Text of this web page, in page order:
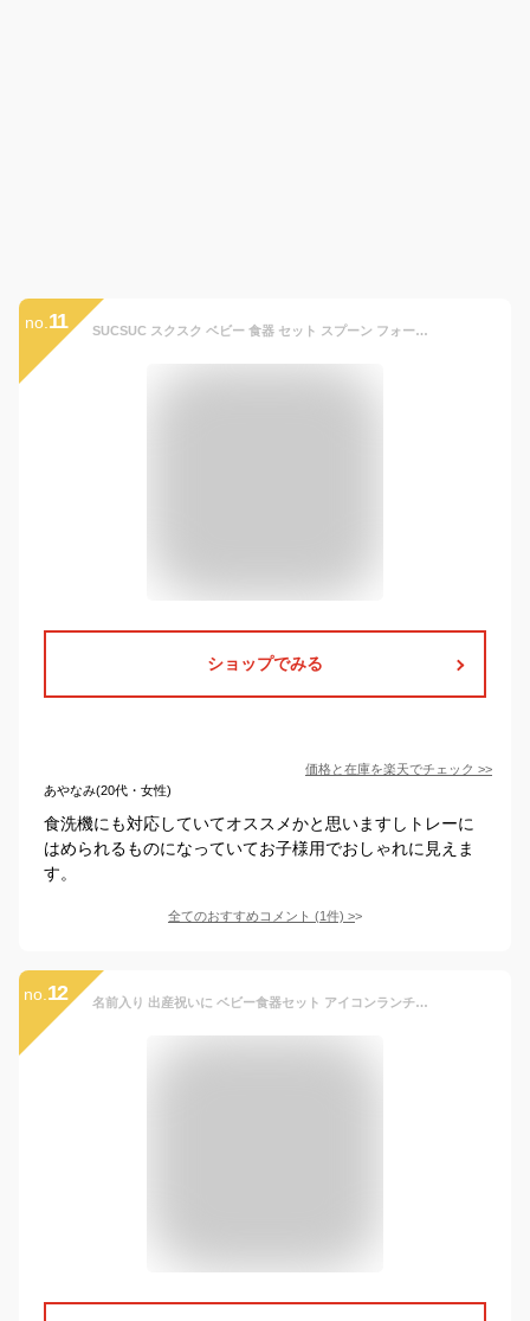
no. 11 SUCSUC スクスク ベビー 食器 セット スプーン フォーク ボウル トレイ 楽天 ギフトセット 食洗機 子ども食器 7点 レンジ 食器セット トレーにはめる 赤ちゃん ベビーギフト 電子レンジ 子供用 子ども用 子ども こども 子供 贈り物 出産祝い 抗菌 割れない お祝い ギフト
ショップでみる
価格と在庫を楽天でチェック >>
あやなみ(20代・女性)
食洗機にも対応していてオススメかと思いますしトレーに
はめられるものになっていてお子様用でおしゃれに見えま
す。
全てのおすすめコメント (1件) >
no. 12 名前入り 出産祝いに ベビー食器セット アイコンランチプレート ミッキー ミニー ディズニー ブルー ピンク オススメ